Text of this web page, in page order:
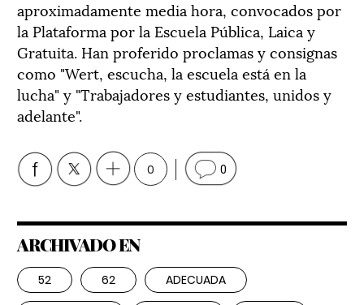
aproximadamente media hora, convocados por
la Plataforma por la Escuela Pública, Laica y
Gratuita. Han proferido proclamas y consignas
como "Wert, escucha, la escuela está en la
lucha" y "Trabajadores y estudiantes, unidos y
adelante".
0 0
ARCHIVADO EN
52 62 ADECUADA